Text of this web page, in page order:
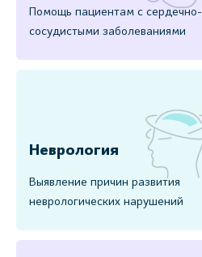
Помощь пациентам с сердечно-
сосудистыми заболеваниями
Неврология
Выявление причин развития
неврологических нарушений